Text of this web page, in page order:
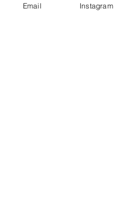
Email Instagram